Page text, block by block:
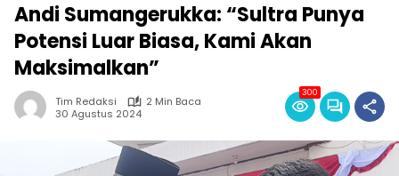
Andi Sumangerukka: “Sultra Punya
Potensi Luar Biasa, Kami Akan
Maksimalkan”
Tim Redaksi
2 Min Baca
30 Agustus 2024
300